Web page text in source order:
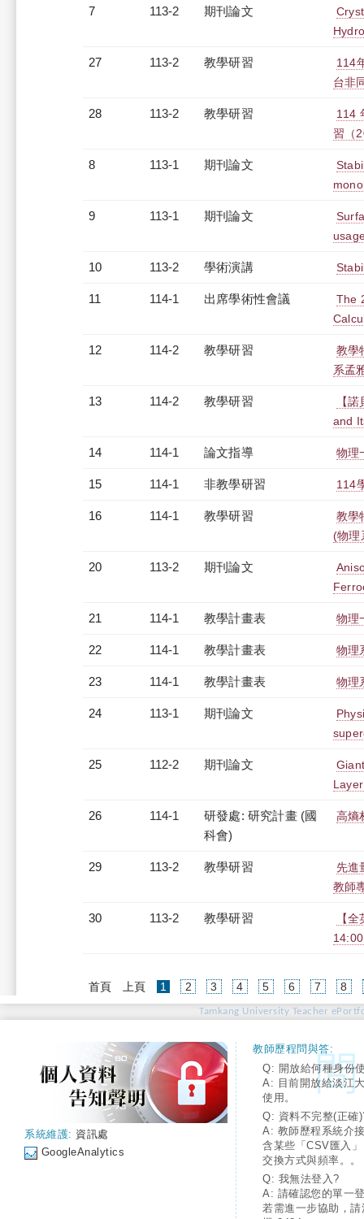
7 113-2 期刊論文
27 113-2 教學研習
114
台非
28 113-2 教學研習
114
習（
8 113-1 期刊論文
9 113-1 期刊論文
10 113-2 學術演講
11 114-1 出席學術性會議
The
12 114-2 教學研習
教學
系孟
13 114-2 教學研習
【
and
14 114-1 論文指導 物理
15 114-1 非教學研習 114
16 114-1 教學研習
教學
(物理
20 113-2 期刊論文
21 114-1 教學計畫表 物理
22 114-1 教學計畫表 物理
23 114-1 教學計畫表 物理
24 113-1 期刊論文
25 112-2 期刊論文
26 114-1
研發處: 研究計畫 (國
科會)
高熵
29 113-2 教學研習
先進
教師
30 113-2 教學研習
【
首頁 上頁 1 (current)
2 3 4 5 6 7 8
Tamkang University Teacher
系統維護: 資訊處
GoogleAnalytics
教師歷程問與答:
Q: 開放給何種身份
A: 目前開放給淡江
使用。
Q: 資料不完整(正確
A: 教師歷程系統介
含某些「CSV匯入
交換方式與頻率。。
Q: 我無法登入?
A: 請確認您的單一
若需進一步協助，